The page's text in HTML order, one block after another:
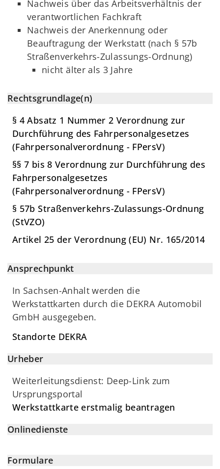
Nachweis über das Arbeitsverhältnis der
verantwortlichen Fachkraft
Nachweis der Anerkennung oder
Beauftragung der Werkstatt (nach § 57b
Straßenverkehrs-Zulassungs-Ordnung)
nicht älter als 3 Jahre
Rechtsgrundlage(n)
§ 4 Absatz 1 Nummer 2 Verordnung zur
Durchführung des Fahrpersonalgesetzes
(Fahrpersonalverordnung - FPersV)
§§ 7 bis 8 Verordnung zur Durchführung des
Fahrpersonalgesetzes
(Fahrpersonalverordnung - FPersV)
§ 57b Straßenverkehrs-Zulassungs-Ordnung
(StVZO)
Artikel 25 der Verordnung (EU) Nr. 165/2014
Ansprechpunkt
In Sachsen-Anhalt werden die
Werkstattkarten durch die DEKRA Automobil
GmbH ausgegeben.
Standorte DEKRA
Urheber
Weiterleitungsdienst: Deep-Link zum
Ursprungsportal
Werkstattkarte erstmalig beantragen
Onlinedienste
Formulare